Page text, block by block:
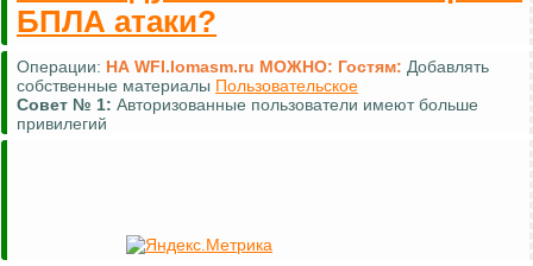
БПЛА атаки?
Операции: НА WFI.lomasm.ru МОЖНО: Гостям: Добавлять
собственные материалы Пользовательское
Совет № 1: Авторизованные пользователи имеют больше
привилегий